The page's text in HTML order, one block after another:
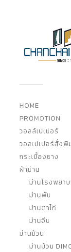
HOME
PROMOTION
วอลล์เปเปอร์
วอลเปเปอร์สั่ง
กระเบื้องยาง
ผ้าม่าน
ม่านโรงพยา
ม่านพับ
ม่านตาไก่
ม่านจีบ
ม่านม้วน
ม่านม้วน